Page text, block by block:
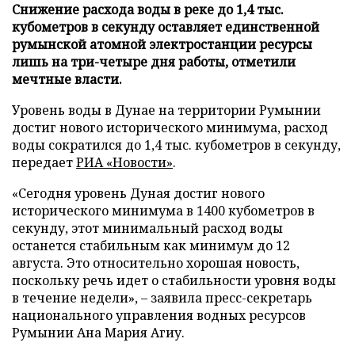
Снижение расхода воды в реке до 1,4 тыс.
кубометров в секунду оставляет единственной
румынской атомной электростанции ресурсы
лишь на три-четыре дня работы, отметили
мечтные власти.
Уровень воды в Дунае на территории Румынии
достиг нового исторического минимума, расход
воды сократился до 1,4 тыс. кубометров в секунду,
передаетРИА «Новости».
«Сегодня уровень Дуная достиг нового
исторического минимума в 1400 кубометров в
секунду, этот минимальный расход воды
останется стабильным как минимум до 12
августа. Это относительно хорошая новость,
поскольку речь идет о стабильности уровня воды
в течение недели», – заявила пресс-секретарь
национального управления водных ресурсов
Румынии Ана Мария Агиу.